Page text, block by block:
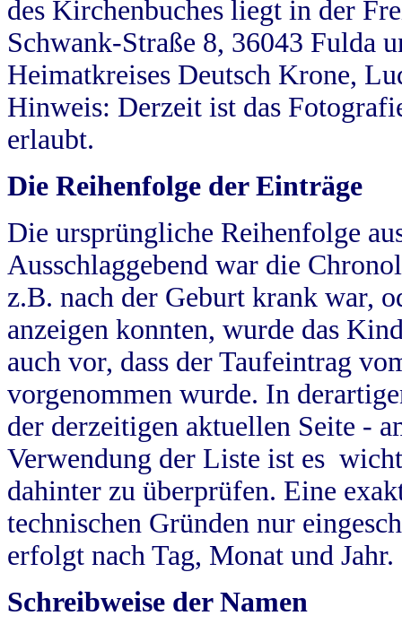
des Kirchenbuches liegt in der
Schwank-Straße 8, 36043 Fulda
Heimatkreises Deutsch Krone,
Hinweis: Derzeit ist das
erlaubt.
Die Reihenfolge der Einträge
Die ursprüngliche Reihenfolge
Ausschlaggebend war die
z.B. nach der Geburt krank war,
anzeigen konnten, wurde das
auch vor, dass der Taufeintrag
vorgenommen wurde. In
der derzeitigen aktuellen Seite -
Verwendung der Liste ist es
dahinter zu überprüfen. Eine
technischen Gründen nur
erfolgt nach Tag, Monat und Jahr.
Schreibweise der Namen